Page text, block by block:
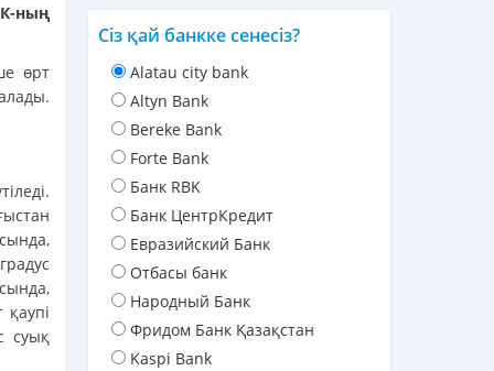
ның
өрт
суық
Сіз қай банкке сенесіз?
Alatau city bank
Altyn Bank
Bereke Bank
Forte Bank
Банк RBK
Банк ЦентрКредит
Евразийский Банк
Отбасы банк
Народный Банк
Фридом Банк Қазақстан
Kaspi Bank